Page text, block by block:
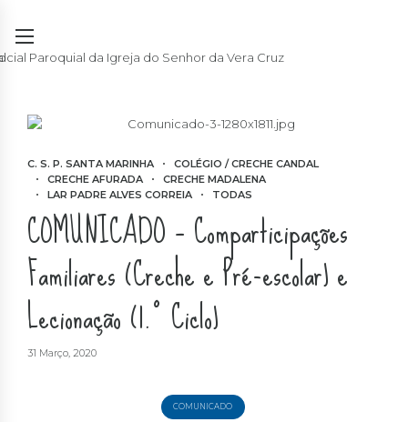
C. S. P. SANTA MARINHA
COLÉGIO / CRECHE CANDAL
CRECHE AFURADA
CRECHE MADALENA
LAR PADRE ALVES CORREIA
TODAS
COMUNICADO – Comparticipações
Familiares (Creche e Pré-escolar) e
Lecionação (1.º Ciclo)
31 Março, 2020
COMUNICADO